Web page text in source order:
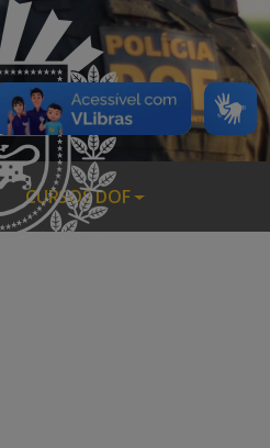
CURSOS DOF